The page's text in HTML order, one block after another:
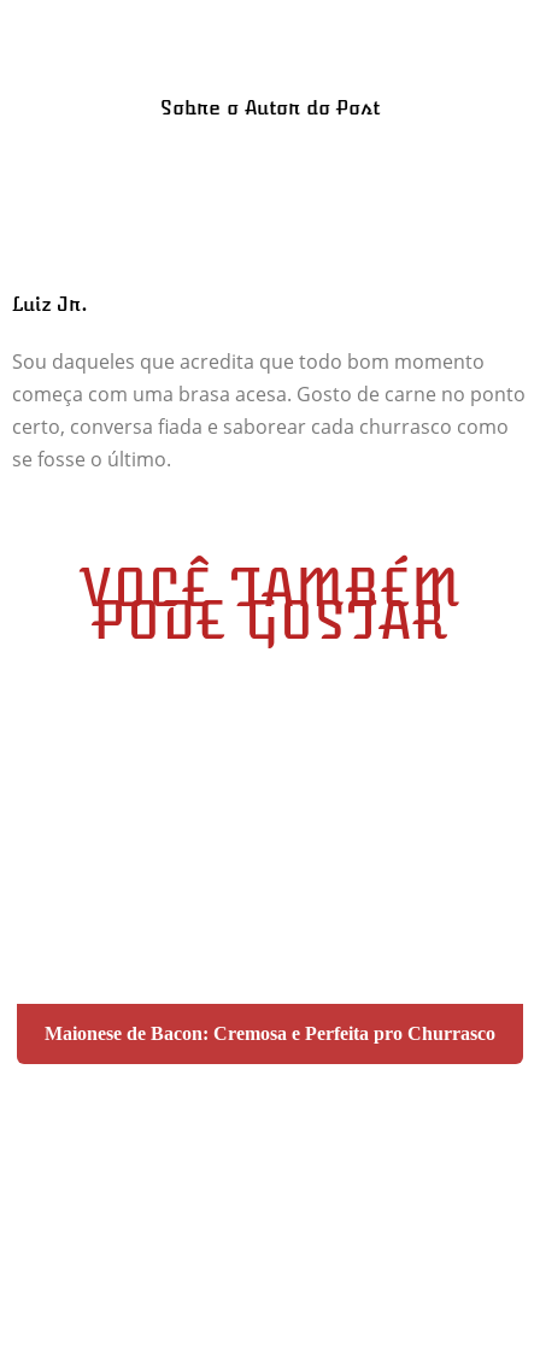
Sobre o Autor do Post
Luiz Jr.
Sou daqueles que acredita que todo bom momento
começa com uma brasa acesa. Gosto de carne no ponto
certo, conversa fiada e saborear cada churrasco como
se fosse o último.
VOCÊ TAMBÉM
PODE GOSTAR
Maionese de Bacon: Cremosa e Perfeita pro Churrasco